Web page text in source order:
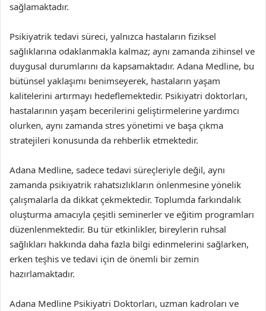
sağlamaktadır.
Psikiyatrik tedavi süreci, yalnızca hastaların fiziksel
sağlıklarına odaklanmakla kalmaz; aynı zamanda zihinsel ve
duygusal durumlarını da kapsamaktadır. Adana Medline, bu
bütünsel yaklaşımı benimseyerek, hastaların yaşam
kalitelerini artırmayı hedeflemektedir. Psikiyatri doktorları,
hastalarının yaşam becerilerini geliştirmelerine yardımcı
olurken, aynı zamanda stres yönetimi ve başa çıkma
stratejileri konusunda da rehberlik etmektedir.
Adana Medline, sadece tedavi süreçleriyle değil, aynı
zamanda psikiyatrik rahatsızlıkların önlenmesine yönelik
çalışmalarla da dikkat çekmektedir. Toplumda farkındalık
oluşturma amacıyla çeşitli seminerler ve eğitim programları
düzenlenmektedir. Bu tür etkinlikler, bireylerin ruhsal
sağlıkları hakkında daha fazla bilgi edinmelerini sağlarken,
erken teşhis ve tedavi için de önemli bir zemin
hazırlamaktadır.
Adana Medline Psikiyatri Doktorları, uzman kadroları ve